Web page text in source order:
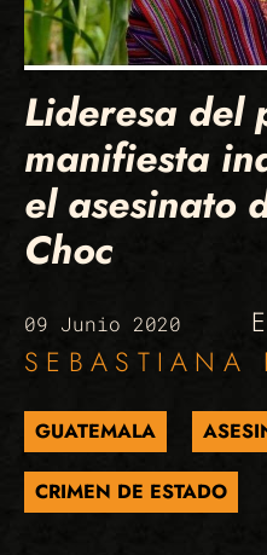
Lideresa del
manifiesta
el asesinato
Choc
09 Junio 2020
SEBASTIANA
GUATEMALA
CRIMEN DE ESTADO